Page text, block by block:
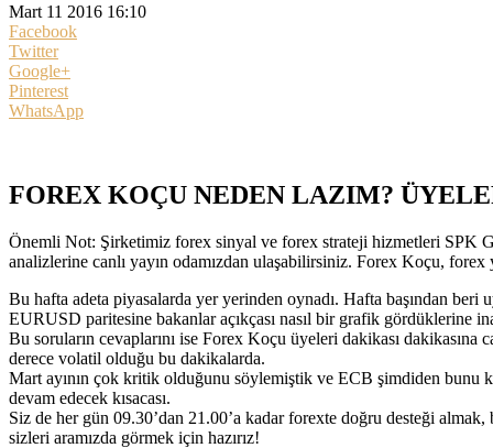
Mart 11 2016 16:10
Facebook
Twitter
Google+
Pinterest
WhatsApp
FOREX KOÇU NEDEN LAZIM?
Önemli Not: Şirketimiz forex sinyal ve forex strateji hizmetleri SPK
analizlerine canlı yayın odamızdan ulaşabilirsiniz. Forex Koçu, forex
Bu hafta adeta piyasalarda yer yerinden oynadı. Hafta başından beri
EURUSD paritesine bakanlar açıkçası nasıl bir grafik gördüklerine
Bu soruların cevaplarını ise Forex Koçu üyeleri dakikası dakikasına
derece volatil olduğu bu dakikalarda.
Mart ayının çok kritik olduğunu söylemiştik ve ECB şimdiden bunu
devam edecek kısacası.
Siz de her gün 09.30’dan 21.00’a kadar forexte doğru desteği
sizleri aramızda görmek için hazırız!